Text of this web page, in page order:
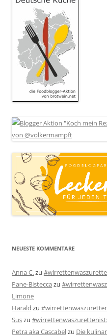
NEUESTE KOMMENTARE
Anna C.zu
Pane-Bistecca zu
Limone
Harald zu
Suszu
Petra aka Cascabelzu Die